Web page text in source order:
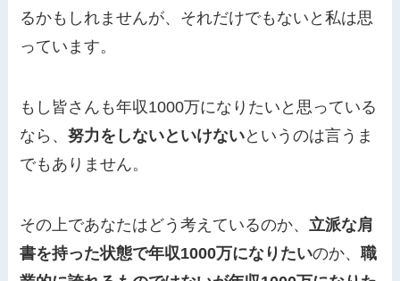
るかもしれませんが、それだけでもないと私は思
っています。
もし皆さんも年収1000万になりたいと思っている
なら、努力をしないといけないというのは言うま
でもありません。
その上であなたはどう考えているのか、 立派な肩
書を持った状態で年収1000万になりたいのか、職